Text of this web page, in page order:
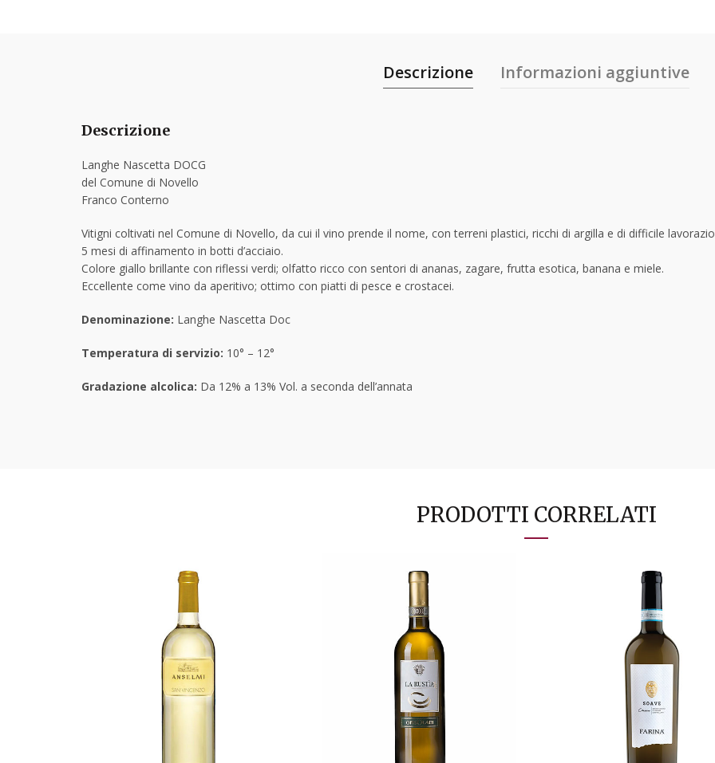
Descrizione Informazioni aggiuntive
Descrizione
Langhe Nascetta DOCG
del Comune di Novello
Franco Conterno
Vitigni coltivati nel Comune di Novello, da cui il vino prende il nome, con terreni plastici, ricchi di argilla e di difficile
5 mesi di affinamento in botti d’acciaio.
Colore giallo brillante con riflessi verdi; olfatto ricco con sentori di ananas, zagare, frutta esotica, banana e miele.
Eccellente come vino da aperitivo; ottimo con piatti di pesce e crostacei.
Denominazione: Langhe Nascetta Doc
Temperatura di servizio: 10° – 12°
Gradazione alcolica: Da 12% a 13% Vol. a seconda dell’annata
PRODOTTI CORRELATI